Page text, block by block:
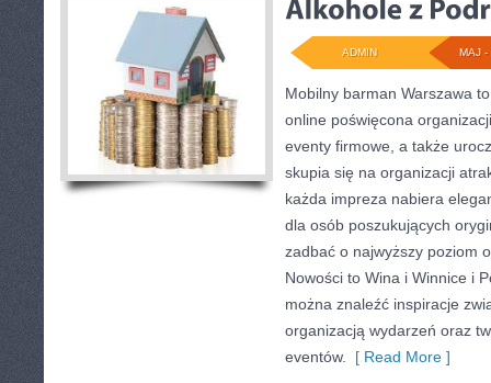
MAJ -
ADMIN
Mobilny barman Warszawa
online poświęcona
eventy firmowe, a także
skupia się na organizacji
każda impreza nabiera
dla osób poszukujących
zadbać o najwyższy poziom
Nowości to Wina i Winnice i
można znaleźć inspiracje
organizacją wydarzeń oraz
eventów.
[ Read More ]